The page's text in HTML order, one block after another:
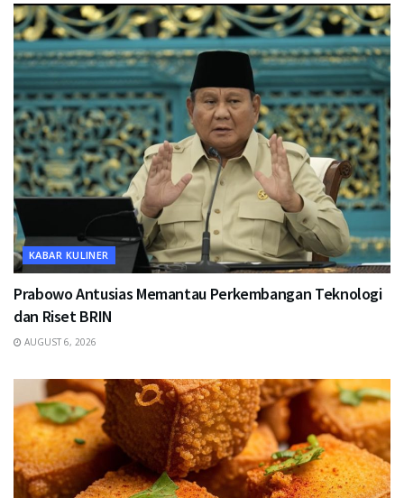
KABAR KULINER
Prabowo Antusias Memantau Perkembangan Teknologi
dan Riset BRIN
AUGUST 6, 2026